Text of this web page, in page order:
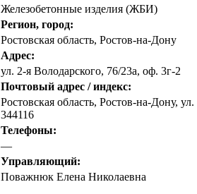
Железобетонные изделия (ЖБИ)
Регион, город:
Ростовская область, Ростов-на-Дону
Адрес:
ул. 2-я Володарского, 76/23а, оф. 3г-2
Почтовый адрес / индекс:
Ростовская область, Ростов-на-Дону,
344116
Телефоны:
—
Управляющий:
Поважнюк Елена Николаевна